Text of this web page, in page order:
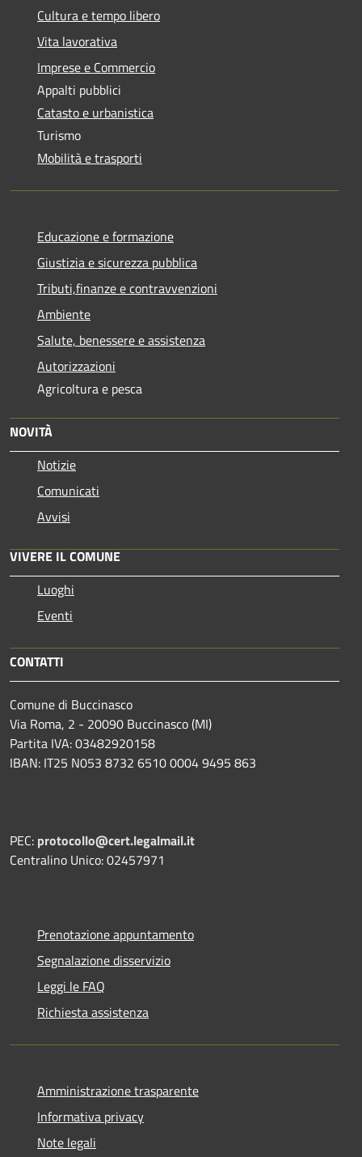
Cultura e tempo libero
Vita lavorativa
Imprese e Commercio
Appalti pubblici
Catasto e urbanistica
Turismo
Mobilità e trasporti
Educazione e formazione
Giustizia e sicurezza pubblica
Tributi,finanze e contravvenzioni
Ambiente
Salute, benessere e assistenza
Autorizzazioni
Agricoltura e pesca
NOVITÀ
Notizie
Comunicati
Avvisi
VIVERE IL COMUNE
Luoghi
Eventi
CONTATTI
Comune di Buccinasco
Via Roma, 2 - 20090 Buccinasco (MI)
Partita IVA: 03482920158
IBAN: IT25 N053 8732 6510 0004 9495 863
PEC: protocollo@cert.legalmail.it
Centralino Unico: 02457971
Prenotazione appuntamento
Segnalazione disservizio
Leggi le FAQ
Richiesta assistenza
Amministrazione trasparente
Informativa privacy
Note legali